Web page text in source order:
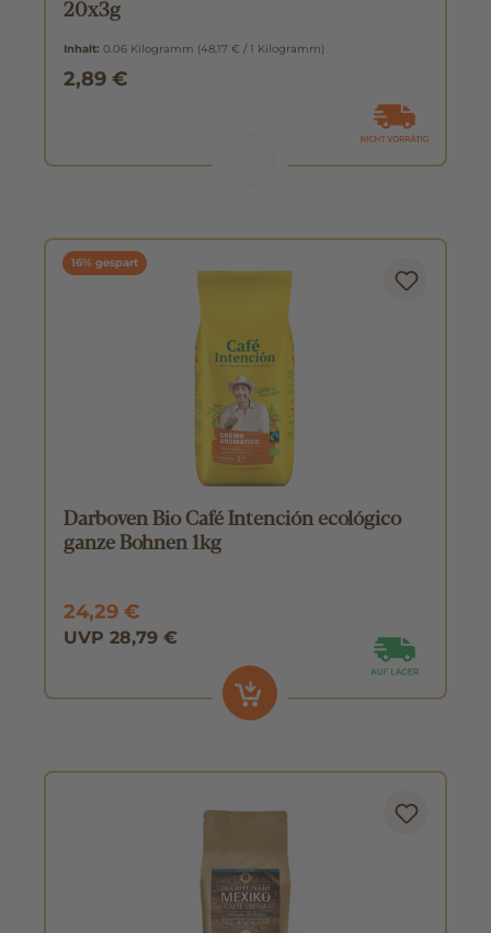
20x3g
Inhalt: 0.06 Kilogramm (48,17 € / 1 Kilogramm)
2,89 €
16% gespart
Darboven Bio Café Intención ecológico
ganze Bohnen 1kg
24,29 €
UVP 28,79 €